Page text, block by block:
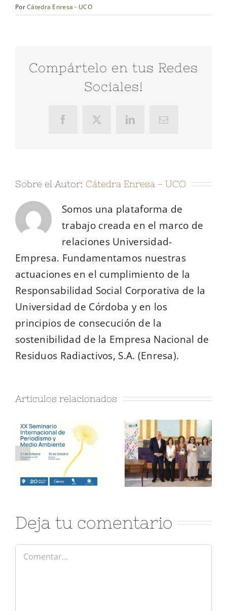
PorCátedra Enresa - UCO
Compártelo en tus Redes
Sociales!
FacebookX LinkedInCorreo
Sobre el Autor: Cátedra Enresa - UCO
Somos una plataforma de
trabajo creada en el marco de
relaciones Universidad-
Empresa. Fundamentamos nuestras
actuaciones en el cumplimiento de la
Responsabilidad Social Corporativa de la
Universidad de Córdoba y en los
principios de consecución de la
sostenibilidad de la Empresa Nacional de
Residuos Radiactivos, S.A. (Enresa).
Artículos relacionados
Deja tu comentario
Comentar